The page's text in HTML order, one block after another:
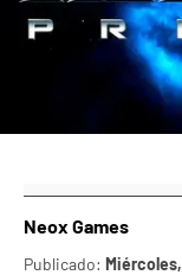
Neox Games
Publicado: